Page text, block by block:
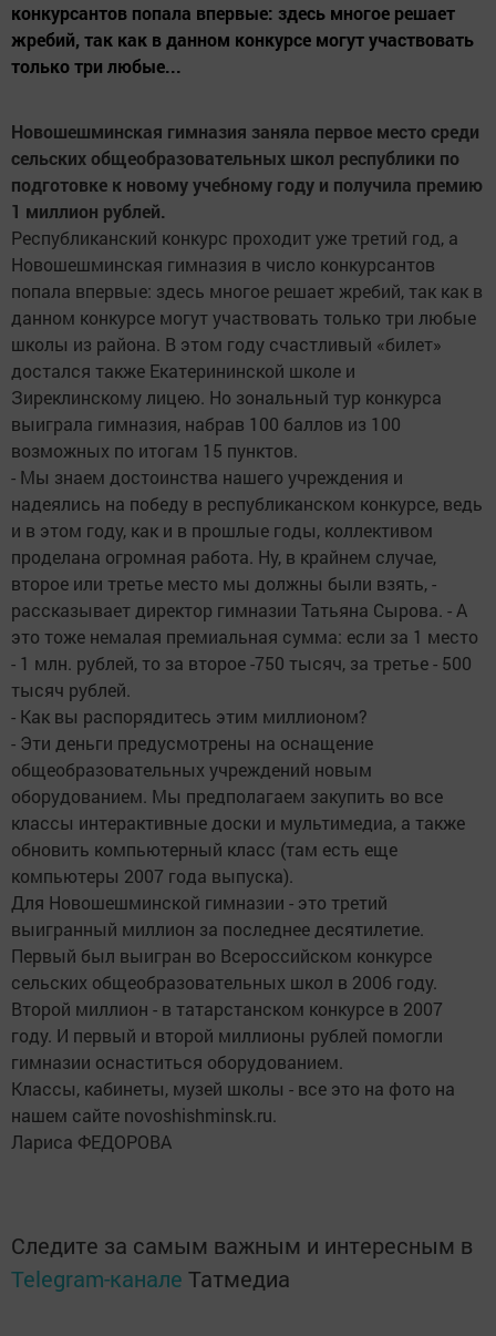
конкурсантов попала впервые: здесь многое решает
жребий, так как в данном конкурсе могут участвовать
только три любые...
Новошешминская гимназия заняла первое место среди
сельских общеобразовательных школ республики по
подготовке к новому учебному году и получила премию
1 миллион рублей.
Республиканский конкурс проходит уже третий год, а
Новошешминская гимназия в число конкурсантов
попала впервые: здесь многое решает жребий, так как в
данном конкурсе могут участвовать только три любые
школы из района. В этом году счастливый «билет»
достался также Екатерининской школе и
Зиреклинскому лицею. Но зональный тур конкурса
выиграла гимназия, набрав 100 баллов из 100
возможных по итогам 15 пунктов.
- Мы знаем достоинства нашего учреждения и
надеялись на победу в республиканском конкурсе, ведь
и в этом году, как и в прошлые годы, коллективом
проделана огромная работа. Ну, в крайнем случае,
второе или третье место мы должны были взять, -
рассказывает директор гимназии Татьяна Сырова. - А
это тоже немалая премиальная сумма: если за 1 место
- 1 млн. рублей, то за второе -750 тысяч, за третье - 500
тысяч рублей.
- Как вы распорядитесь этим миллионом?
- Эти деньги предусмотрены на оснащение
общеобразовательных учреждений новым
оборудованием. Мы предполагаем закупить во все
классы интерактивные доски и мультимедиа, а также
обновить компьютерный класс (там есть еще
компьютеры 2007 года выпуска).
Для Новошешминской гимназии - это третий
выигранный миллион за последнее десятилетие.
Первый был выигран во Всероссийском конкурсе
сельских общеобразовательных школ в 2006 году.
Второй миллион - в татарстанском конкурсе в 2007
году. И первый и второй миллионы рублей помогли
гимназии оснаститься оборудованием.
Классы, кабинеты, музей школы - все это на фото на
нашем сайте novoshishminsk.ru.
Лариса ФЕДОРОВА
Следите за самым важным и интересным в
Telegram-канале Татмедиа